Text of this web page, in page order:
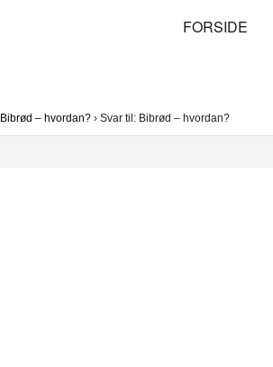
FORSIDE
Bibrød – hvordan? › Svar til: Bibrød – hvordan?